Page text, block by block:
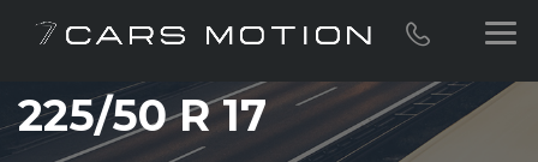
225/50 R 17